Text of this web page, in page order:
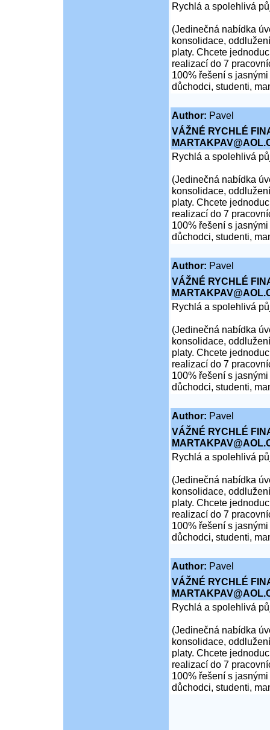
Rychlá a spolehlivá
(Jedinečná nabídka
konsolidace,
platy. Chcete
realizací do 7
100% řešení s
důchodci, studenti,
Author: Pavel
VÁŽNÉ RYCHLÉ
Rychlá a spolehlivá
(Jedinečná nabídka
konsolidace,
platy. Chcete
realizací do 7
100% řešení s
důchodci, studenti,
Author: Pavel
VÁŽNÉ RYCHLÉ
Rychlá a spolehlivá
(Jedinečná nabídka
konsolidace,
platy. Chcete
realizací do 7
100% řešení s
důchodci, studenti,
Author: Pavel
VÁŽNÉ RYCHLÉ
Rychlá a spolehlivá
(Jedinečná nabídka
konsolidace,
platy. Chcete
realizací do 7
100% řešení s
důchodci, studenti,
Author: Pavel
VÁŽNÉ RYCHLÉ
Rychlá a spolehlivá
(Jedinečná nabídka
konsolidace,
platy. Chcete
realizací do 7
100% řešení s
důchodci, studenti,